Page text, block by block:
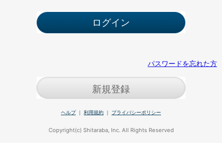
パスワードを忘れた方
新規登録
ヘルプ｜ 利用規約 ｜ プライバシーポリシー
Copyright(c) Shitaraba, Inc. All Rights Reserved